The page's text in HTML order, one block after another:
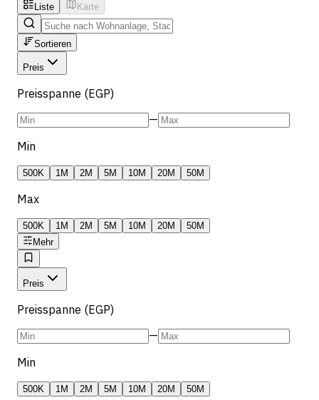
Liste Karte
Sortieren
Preis
Preisspanne (EGP)
—
Min
500K 1M 2M 5M 10M 20M 50M
Max
500K 1M 2M 5M 10M 20M
50M
Mehr
Preis
Preisspanne (EGP)
—
Min
500K 1M 2M 5M 10M 20M 50M